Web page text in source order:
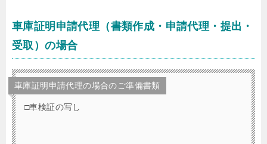
車庫証明申請代理（書類作成・申請代理・提出・
受取）の場合
車庫証明申請代理の場合のご準備書類
□車検証の写し